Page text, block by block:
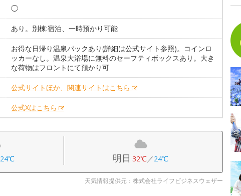
◯
あり。別棟:宿泊、一時預かり可能
お得な日帰り温泉パックあり(詳細は公式サイト参照)。コインロ
ッカーなし。温泉大浴場に無料のセーフティボックスあり。大き
な荷物はフロントにて預かり可
公式サイトほか、関連サイトはこちら
公式Xはこちら
24℃ 明日 32℃／24℃
天気情報提供元：株式会社ライフビジネスウェザー